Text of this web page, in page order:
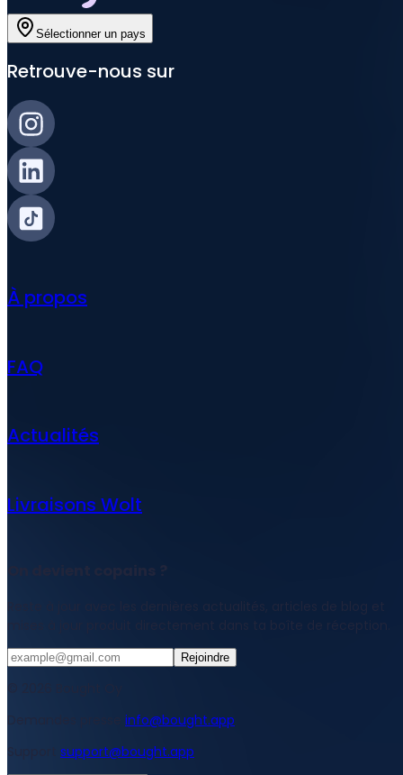
Sélectionner un pays
Retrouve-nous sur
À propos
FAQ
Actualités
Livraisons Wolt
Rejoindre
info@bought.app
support@bought.app